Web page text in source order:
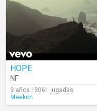
HOPE
NF
3 años | 3061 jugadas
Meekon